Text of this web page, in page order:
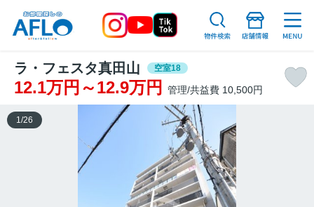
ラ・フェスタ真田山 空室18
12.1万円～12.9万円 管理/共益費 10,500円
1 /26